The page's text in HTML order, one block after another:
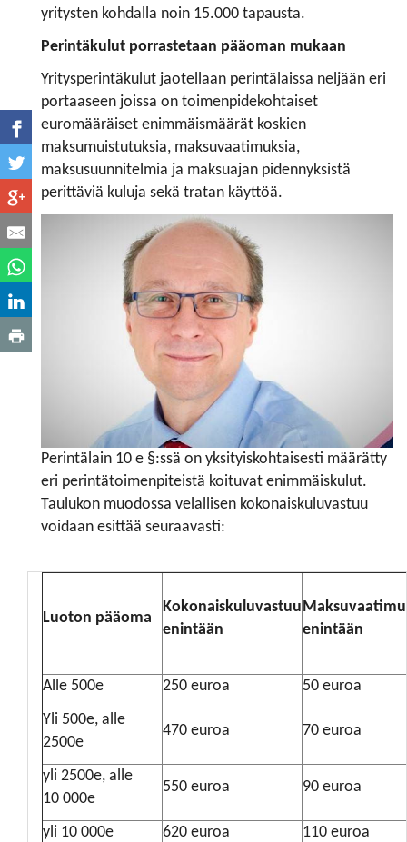
yritysten kohdalla noin 15.000 tapausta.
Perintäkulut porrastetaan pääoman mukaan
Yritysperintäkulut jaotellaan perintälaissa neljään eri
portaaseen joissa on toimenpidekohtaiset
euromääräiset enimmäismäärät koskien
maksumuistutuksia, maksuvaatimuksia,
maksusuunnitelmia ja maksuajan pidennyksistä
perittäviä kuluja sekä tratan käyttöä.​​​​​​​
Perintälain 10 e §:ssä on yksityiskohtaisesti määrätty
eri perintätoimenpiteistä koituvat enimmäiskulut.
Taulukon muodossa velallisen kokonaiskuluvastuu
voidaan esittää seuraavasti:
Luoton pääoma
Kokonaiskuluvastuu
enintään
enintään
Alle 500e 250 euroa 50 euroa
Yli 500e, alle
2500e
470 euroa 70 euroa
yli 2500e, alle
10 000e
550 euroa 90 euroa
yli 10 000e 620 euroa 110 euroa